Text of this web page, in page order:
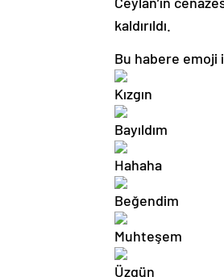
kaldırıldı.
Bu habere emoji